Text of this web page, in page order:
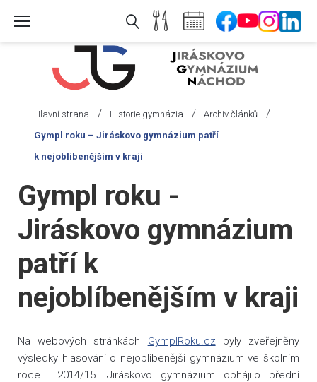
Hlavní strana / Historie gymnázia / Archiv článků /
Gympl roku – Jiráskovo gymnázium patří
k nejoblíbenějším v kraji
Gympl roku -
Jiráskovo gymnázium
patří k
nejoblíbenějším v kraji
Na webových stránkách GymplRoku.czbyly zveřejněny
výsledky hlasování o nejoblíbenější gymnázium ve školním
roce 2014/15. Jiráskovo gymnázium obhájilo přední